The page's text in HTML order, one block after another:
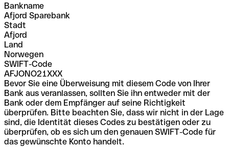
Bankname
Afjord Sparebank
Stadt
Afjord
Land
Norwegen
SWIFT-Code
AFJONO21XXX
Bevor Sie eine Überweisung mit diesem Code von Ihrer
Bank aus veranlassen, sollten Sie ihn entweder mit der
Bank oder dem Empfänger auf seine Richtigkeit
überprüfen. Bitte beachten Sie, dass wir nicht in der Lage
sind, die Identität dieses Codes zu bestätigen oder zu
überprüfen, ob es sich um den genauen SWIFT-Code für
das gewünschte Konto handelt.